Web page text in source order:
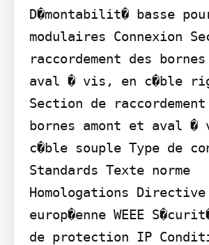
D�montabilit� basse
modulaires Connexion
raccordement des
aval � vis, en c�ble
Section de raccordement
bornes amont et aval �
c�ble souple Type de
Standards Texte norme
Homologations Directive
europ�enne WEEE
de protection IP